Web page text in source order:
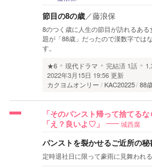
節目の8の歳／藤浪保
8のつく歳に人生の節目が訪れるあ
題が「88歳」だったので漢数字では
す。
★6
現代ドラマ 完結済 1話
2022年3月15日 19:56 更新
カクヨムオンリー
KAC20225 88
「そのパンスト帰って捨てる
「え？良いよ♡」
城西腐
パンストを裂かせるご近所の秘
定時退社日に限って豪雨に見舞われ